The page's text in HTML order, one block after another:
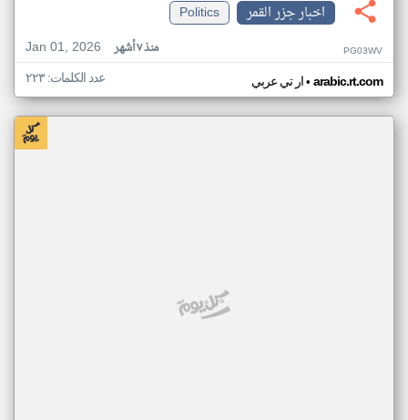
اخبار جزر القمر
Politics
Jan 01, 2026
منذ ٧ أشهر PG03WV
ار تي عربي• arabic.rt.com عدد الكلمات: ٢٢٣